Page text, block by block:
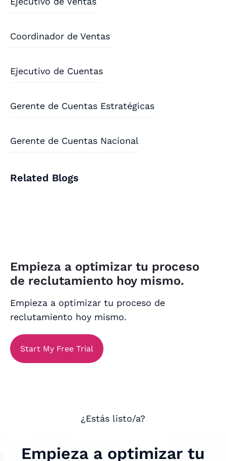
Coordinador de Ventas
Ejecutivo de Cuentas
Gerente de Cuentas Estratégicas
Gerente de Cuentas Nacional
Related Blogs
Empieza a optimizar tu proceso
de reclutamiento hoy mismo.
Empieza a optimizar tu proceso de
reclutamiento hoy mismo.
Start My Free Trial
¿Estás listo/a?
Empieza a optimizar tu